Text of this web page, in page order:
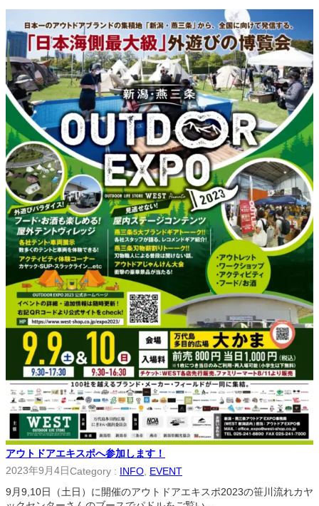
アウトドアエキスポへ参加します！
2023年9月4日Category : INFO EVENT
9月9,10日（土日）に開催のアウトドアエキスポ2023の笹川流れカヤ